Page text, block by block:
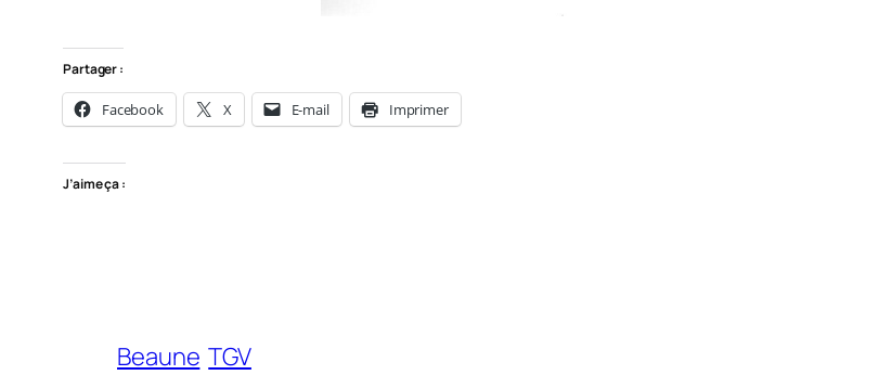
Partager :
Facebook X E-mail Imprimer
J’aime ça :
Beaune TGV